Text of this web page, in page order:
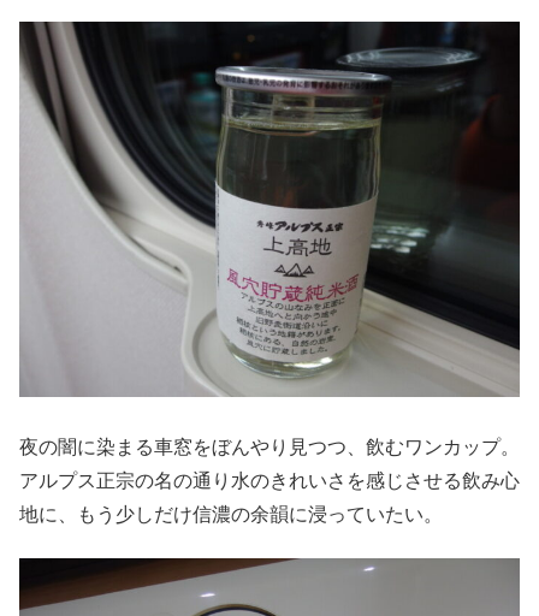
夜の闇に染まる車窓をぼんやり見つつ、飲むワンカップ。
アルプス正宗の名の通り水のきれいさを感じさせる飲み心
地に、もう少しだけ信濃の余韻に浸っていたい。